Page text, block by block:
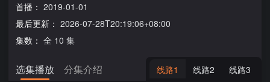
首播： 2019-01-01
最后更新： 2026-07-28T20:19:06+08:00
集数： 全 10 集
选集播放 分集介绍 线路1 线路2 线路3